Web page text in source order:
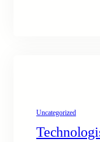
Uncategorized